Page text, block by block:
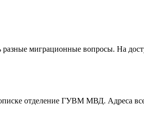
миграционные вопросы. На
отделение ГУВМ МВД. Адреса